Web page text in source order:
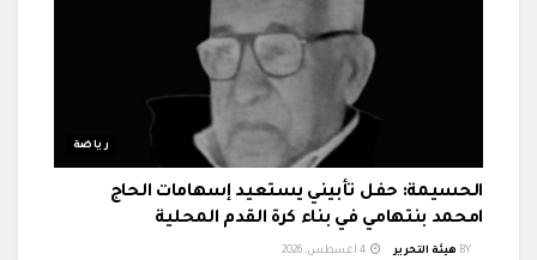
رياضة
الحسيمة: حفل تأبيني يستعيد إسهامات الحاج
امحمد بنتهامي في بناء كرة القدم المحلية
BY هيئة التحرير